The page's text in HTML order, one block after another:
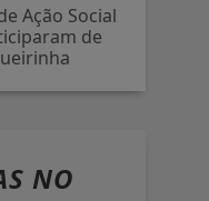
Ação Social
de
NO